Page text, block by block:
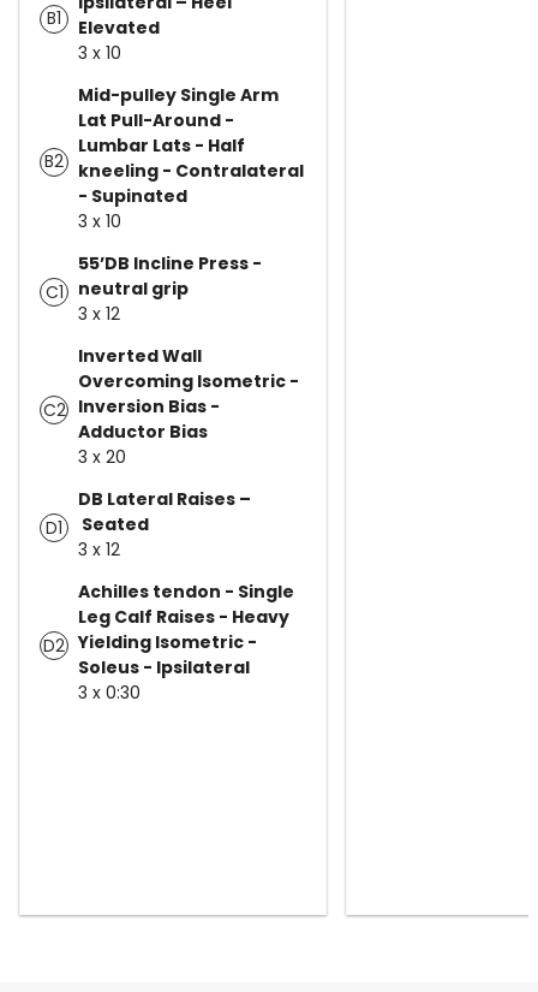
B1
Elevated
3 x 10
B2
Mid-pulley Single Arm
Lat Pull-Around -
Lumbar Lats - Half
kneeling - Contralateral
- Supinated
3 x 10
C1
55’DB Incline Press -
neutral grip
3 x 12
C2
Inverted Wall
Overcoming Isometric -
Inversion Bias -
Adductor Bias
3 x 20
D1
DB Lateral Raises –
Seated
3 x 12
D2
Achilles tendon - Single
Leg Calf Raises - Heavy
Yielding Isometric -
Soleus - Ipsilateral
3 x 0:30